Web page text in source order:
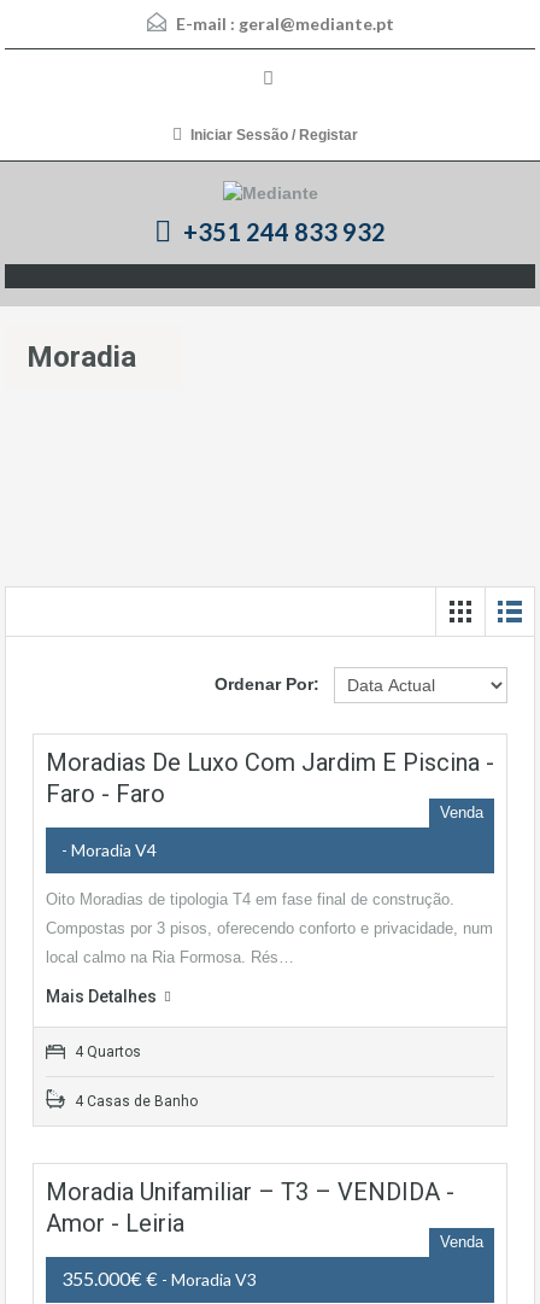
E-mail : geral@mediante.pt
Iniciar Sessão / Registar
+351 244 833 932
Moradia
Ordenar Por:
Moradias De Luxo Com Jardim E Piscina -
Faro - Faro
Venda
- Moradia V4
Oito Moradias de tipologia T4 em fase final de construção.
Compostas por 3 pisos, oferecendo conforto e privacidade, num
local calmo na Ria Formosa. Rés…
Mais Detalhes
4 Quartos
4 Casas de Banho
Moradia Unifamiliar – T3 – VENDIDA -
Amor - Leiria
Venda
355.000€ € - Moradia V3